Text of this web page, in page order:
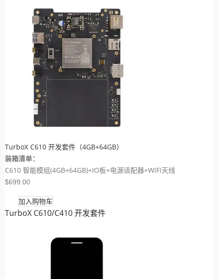
TurboX C610 开发套件（4GB+64GB）
装箱清单：
C610 智能模组(4GB+64GB)+IO板+电源适配器+WIFI天线
$699.00
加入购物车
TurboX C610/C410 开发套件